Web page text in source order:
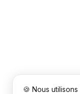
🍪 Nous utilisons